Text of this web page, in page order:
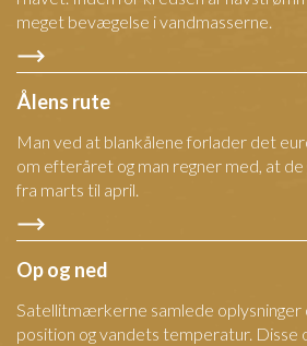
meget bevægelse i vandmasserne.
Ålens rute
Man ved at blankålene forlader det
om efteråret og man regner med, at
fra marts til april.
Op og ned
Satellitmærkerne samlede oplysninger
position og vandets temperatur. Disse